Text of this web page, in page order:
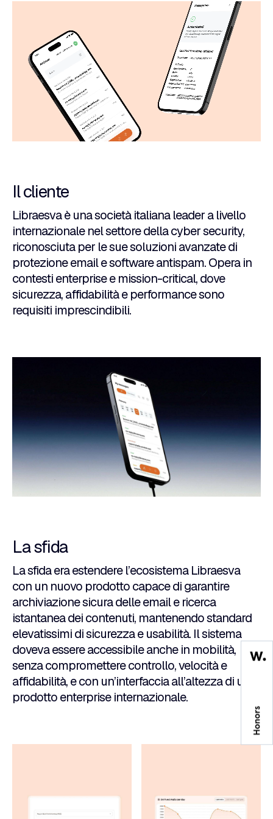
Il cliente
Libraesva è una società italiana leader a livello
internazionale nel settore della cyber security,
riconosciuta per le sue soluzioni avanzate di
protezione email e software antispam. Opera in
contesti enterprise e mission-critical, dove
sicurezza, affidabilità e performance sono
requisiti imprescindibili.
La sfida
La sfida era estendere l’ecosistema Libraesva
con un nuovo prodotto capace di garantire
archiviazione sicura delle email e ricerca
istantanea dei contenuti, mantenendo standard
elevatissimi di sicurezza e usabilità. Il sistema
doveva essere accessibile anche in mobilità,
senza compromettere controllo, velocità e
affidabilità, e con un’interfaccia all’altezza di un
prodotto enterprise internazionale.